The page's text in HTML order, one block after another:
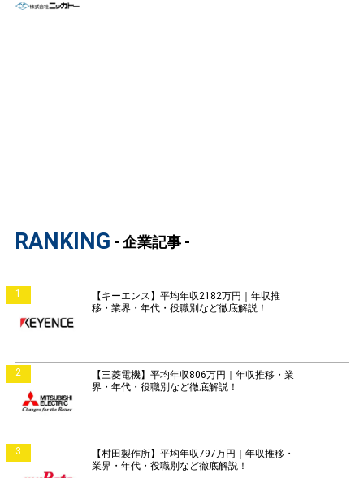
RANKING - 企業記事 -
1
【キーエンス】平均年収2182万円｜年収推
移・業界・年代・役職別など徹底解説！
2
【三菱電機】平均年収806万円｜年収推移・業
界・年代・役職別など徹底解説！
3
【村田製作所】平均年収797万円｜年収推移・
業界・年代・役職別など徹底解説！